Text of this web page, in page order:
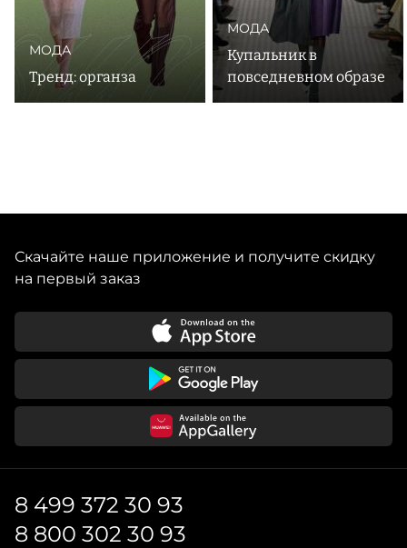
МОДА
Тренд: органза
МОДА
Купальник в
повседневном образе
Скачайте наше приложение и получите скидку
на первый заказ
8 499 372 30 93
8 800 302 30 93